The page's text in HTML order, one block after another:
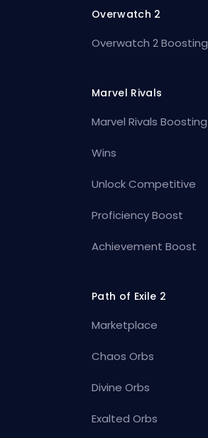
Overwatch 2
Overwatch 2 Boosting
Marvel Rivals
Marvel Rivals Boosting
Wins
Unlock Competitive
Proficiency Boost
Achievement Boost
Path of Exile 2
Marketplace
Chaos Orbs
Divine Orbs
Exalted Orbs